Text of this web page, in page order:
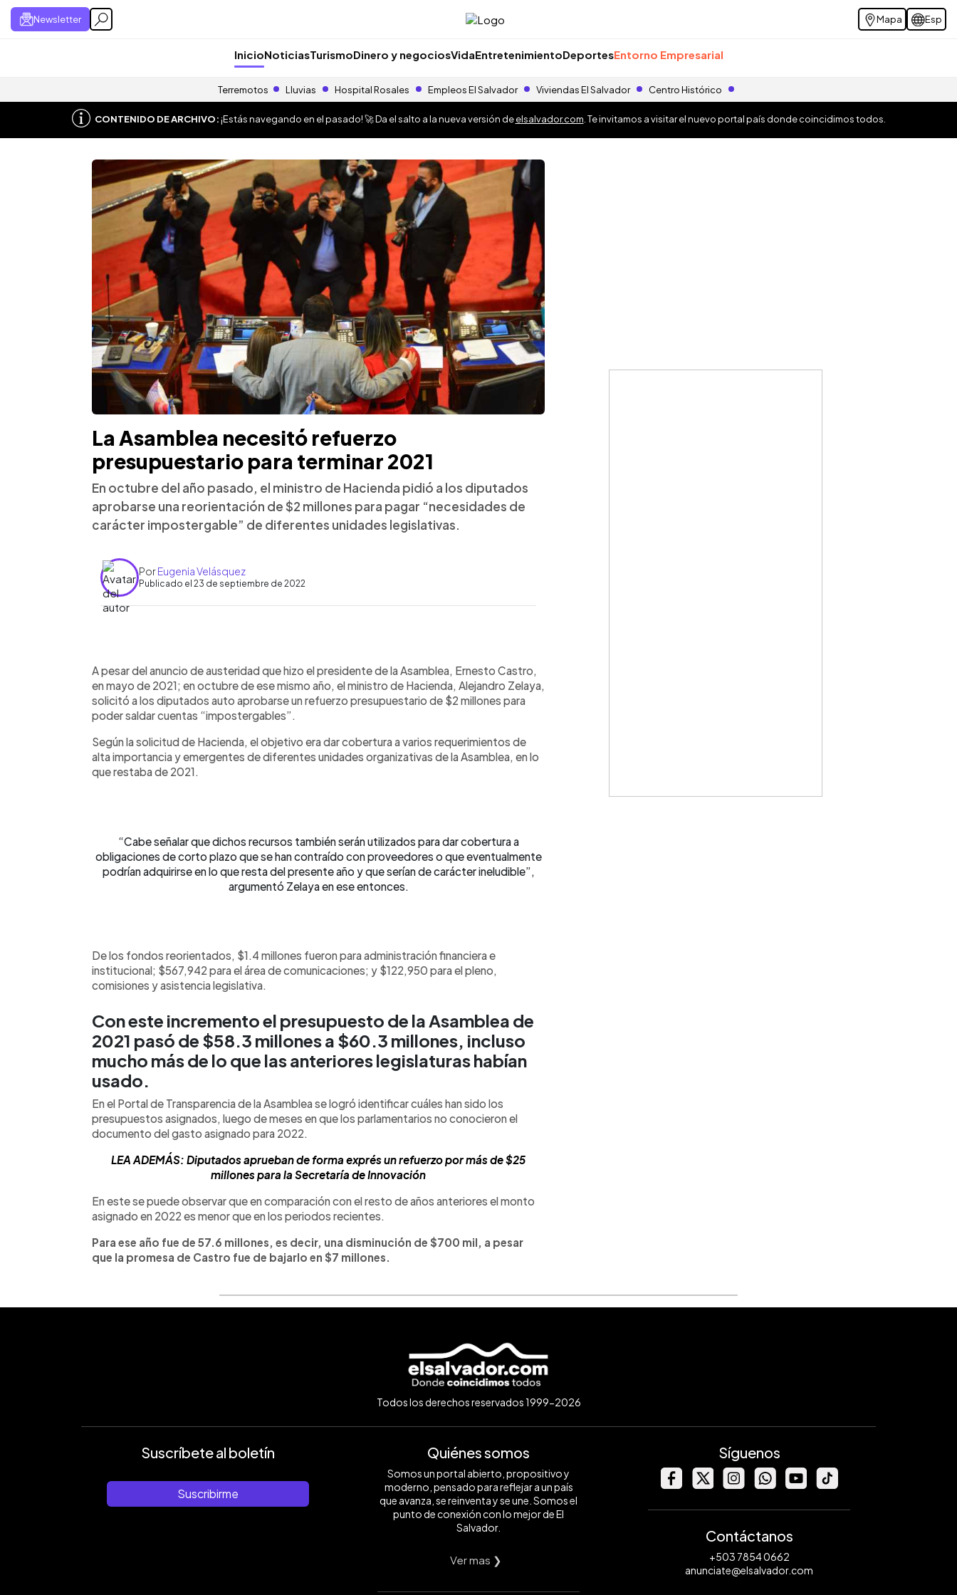
Newsletter Mapa Esp
InicioNoticiasTurismoDinero y negociosVidaEntretenimientoDeportesEntorno Empresarial
Terremotos Lluvias Hospital Rosales Empleos El Salvador Viviendas El Salvador Centro Histórico
CONTENIDO DE ARCHIVO:¡Estás navegando en el pasado! 🚀 Da el salto a la nueva versión deelsalvador.com . Te invitamos a visitar el nuevo portal país donde coincidimos todos.
La Asamblea necesitó refuerzo
presupuestario para terminar 2021
En octubre del año pasado, el ministro de Hacienda pidió a los diputados
aprobarse una reorientación de $2 millones para pagar “necesidades de
carácter impostergable” de diferentes unidades legislativas.
PorEugenia Velásquez
Publicado el 23 de septiembre de 2022
► Escuchar artículo
A pesar del anuncio de austeridad que hizo el presidente de la Asamblea, Ernesto Castro,
en mayo de 2021; en octubre de ese mismo año, el ministro de Hacienda, Alejandro Zelaya,
solicitó a los diputados auto aprobarse un refuerzo presupuestario de $2 millones para
poder saldar cuentas “impostergables”.
Según la solicitud de Hacienda, el objetivo era dar cobertura a varios requerimientos de
alta importancia y emergentes de diferentes unidades organizativas de la Asamblea, en lo
que restaba de 2021.
“Cabe señalar que dichos recursos también serán utilizados para dar cobertura a
obligaciones de corto plazo que se han contraído con proveedores o que eventualmente
podrían adquirirse en lo que resta del presente año y que serían de carácter ineludible”,
argumentó Zelaya en ese entonces.
De los fondos reorientados, $1.4 millones fueron para administración financiera e
institucional; $567,942 para el área de comunicaciones; y $122,950 para el pleno,
comisiones y asistencia legislativa.
Con este incremento el presupuesto de la Asamblea de
2021 pasó de $58.3 millones a $60.3 millones, incluso
mucho más de lo que las anteriores legislaturas habían
usado.
En el Portal de Transparencia de la Asamblea se logró identificar cuáles han sido los
presupuestos asignados, luego de meses en que los parlamentarios no conocieron el
documento del gasto asignado para 2022.
LEA ADEMÁS: Diputados aprueban de forma exprés un refuerzo por más de $25
millones para la Secretaría de Innovación
En este se puede observar que en comparación con el resto de años anteriores el monto
asignado en 2022 es menor que en los periodos recientes.
Para ese año fue de 57.6 millones, es decir, una disminución de $700 mil, a pesar
que la promesa de Castro fue de bajarlo en $7 millones.
Todos los derechos reservados 1999-2026
Suscríbete al boletín
Suscribirme
Quiénes somos
Somos un portal abierto, propositivo y
moderno, pensado para reflejar a un país
que avanza, se reinventa y se une. Somos el
punto de conexión con lo mejor de El
Salvador.
Ver mas ❯
Síguenos
Contáctanos
+503 7854 0662
anunciate@elsalvador.com